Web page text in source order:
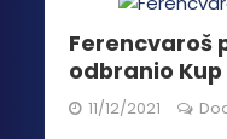
Ferencvaroš
odbranio
11/12/2021